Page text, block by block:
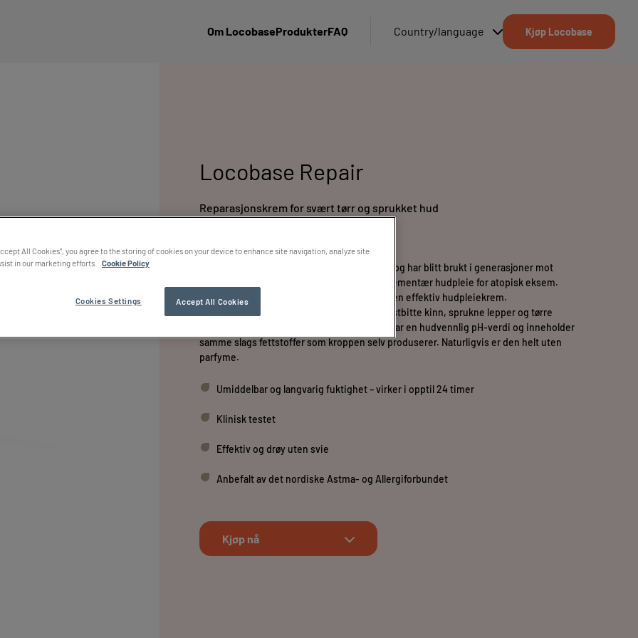
Om LocobaseProdukterFAQ Country/language Kjøp Locobase
Locobase Repair
Reparasjonskrem for svært tørr og sprukket hud
Locobase Repair er mange kunders favoritt og har blitt brukt i generasjoner mot
svært tørr og sprukket hud samt som komplementær hudpleie for atopisk eksem.
Flere studier har vist at Locobase Repair er en effektiv hudpleiekrem.
Bruksområdene er mange, for eksempel frostbitte kinn, sprukne lepper og tørre
punkter på hele kroppen. Locobase Repair har en hudvennlig pH-verdi og inneholder
samme slags fettstoffer som kroppen selv produserer. Naturligvis er den helt uten
parfyme.
Umiddelbar og langvarig fuktighet – virker i opptil 24 timer
Klinisk testet
Effektiv og drøy uten svie
Anbefalt av det nordiske Astma- og Allergiforbundet
Kjøp nå
All Cookies”, you agree to the storing of cookies on your device to enhance site navigation, analyze site
in our marketing efforts.
Cookie Policy
Accept All Cookies
Cookies Settings